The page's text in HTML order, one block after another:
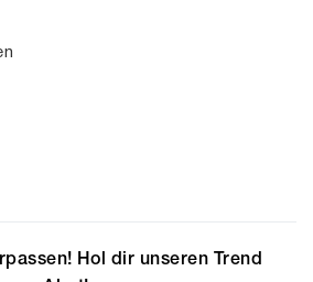
Hol dir unseren Trend